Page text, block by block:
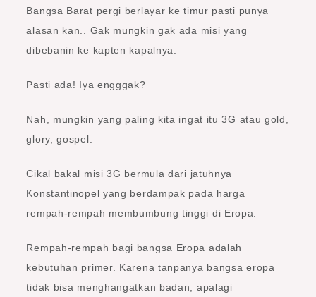
Bangsa Barat pergi berlayar ke timur pasti punya
alasan kan.. Gak mungkin gak ada misi yang
dibebanin ke kapten kapalnya.
Pasti ada! Iya engggak?
Nah, mungkin yang paling kita ingat itu 3G atau gold,
glory, gospel.
Cikal bakal misi 3G bermula dari jatuhnya
Konstantinopel yang berdampak pada harga
rempah-rempah membumbung tinggi di Eropa.
Rempah-rempah bagi bangsa Eropa adalah
kebutuhan primer. Karena tanpanya bangsa eropa
tidak bisa menghangatkan badan, apalagi